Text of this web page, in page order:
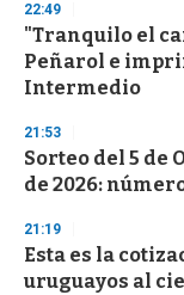
3
s
e
c
o
d
s
22:49
"Tranquilo el
Peñarol e
Intermedio
21:53
Sorteo del 5 de
de 2026:
21:19
Esta es la
uruguayos al